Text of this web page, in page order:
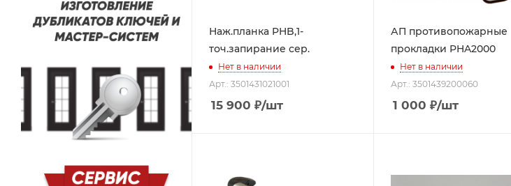
Наж.планка PHB,1-
точ.запирание сер.
Нет в наличии
Арт.: 3501431021001
15 900 ₽/шт
АП противопожарные
прокладки PHA2000
Нет в наличии
Арт.: 3501439200060
1 000 ₽/шт